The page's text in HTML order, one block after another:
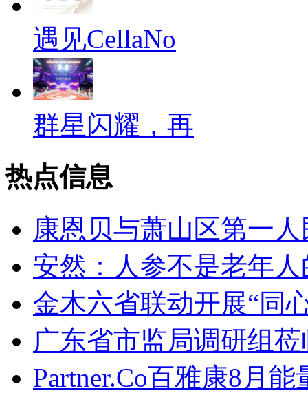
遇见CellaNo
群星闪耀，再
热点信息
康恩贝与萧山区第一
安然：人参不是老年
金木六省联动开展“同
广东省市监局调研组
Partner.Co百雅康8月